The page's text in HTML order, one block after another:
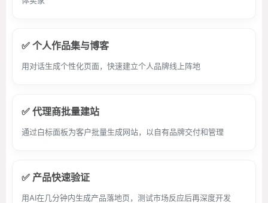
✅ 个人作品集与博客
用对话生成个性化页面，快速建立个人品牌线上阵地
✅ 代理商批量建站
通过白标面板为客户批量生成网站，以自有品牌交付和管理
✅ 产品快速验证
用AI在几分钟内生成产品落地页，测试市场反应后再深度开发